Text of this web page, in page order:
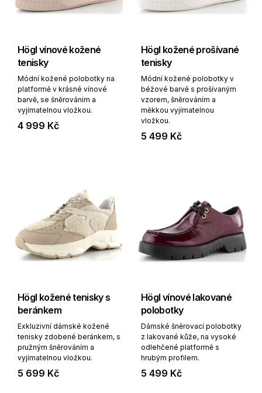
Högl vínové kožené
tenisky
Módní kožené polobotky na
platformě v krásné vínové
barvě, se šněrováním a
vyjímatelnou vložkou.
4 999 Kč
Högl kožené prošívané
tenisky
Módní kožené polobotky v
béžové barvě s prošívaným
vzorem, šněrováním a
měkkou vyjímatelnou
vložkou.
5 499 Kč
Högl kožené tenisky s
beránkem
Exkluzivní dámské kožené
tenisky zdobené beránkem, s
pružným šněrováním a
vyjímatelnou vložkou.
5 699 Kč
Högl vínové lakované
polobotky
Dámské šněrovací polobotky
z lakované kůže, na vysoké
odlehčené platformě s
hrubým profilem.
5 499 Kč